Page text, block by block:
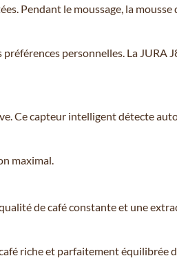
Pendant le moussage, la
personnelles. La JURA
Ce capteur intelligent détecte
maximal.
de café constante et une
riche et parfaitement équilibrée